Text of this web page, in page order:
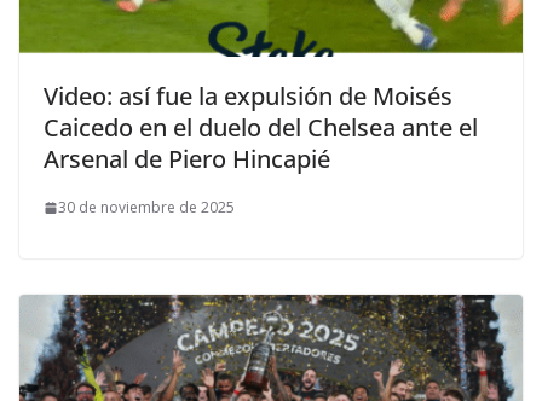
Video: así fue la expulsión de Moisés
Caicedo en el duelo del Chelsea ante el
Arsenal de Piero Hincapié
30 de noviembre de 2025